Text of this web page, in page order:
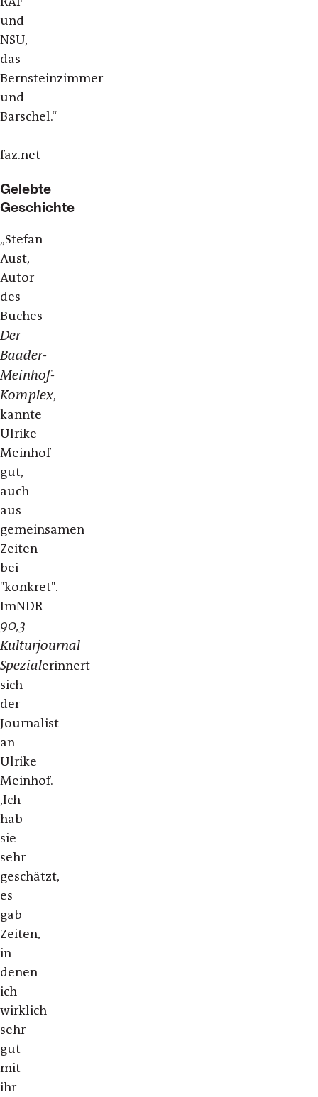
und
NSU,
das
Bernsteinzimmer
und
Barschel.“
–
faz.net
Gelebte
Geschichte
„Stefan
Aust,
Autor
des
Buches
Der
Baader-
Meinhof-
Komplex,
kannte
Ulrike
Meinhof
gut,
auch
aus
gemeinsamen
Zeiten
bei
"konkret".
ImNDR
90,3
Kulturjournal
Spezialerinnert
sich
der
Journalist
an
Ulrike
Meinhof.
,Ich
hab
sie
sehr
geschätzt,
es
gab
Zeiten,
in
denen
ich
wirklich
sehr
gut
mit
ihr